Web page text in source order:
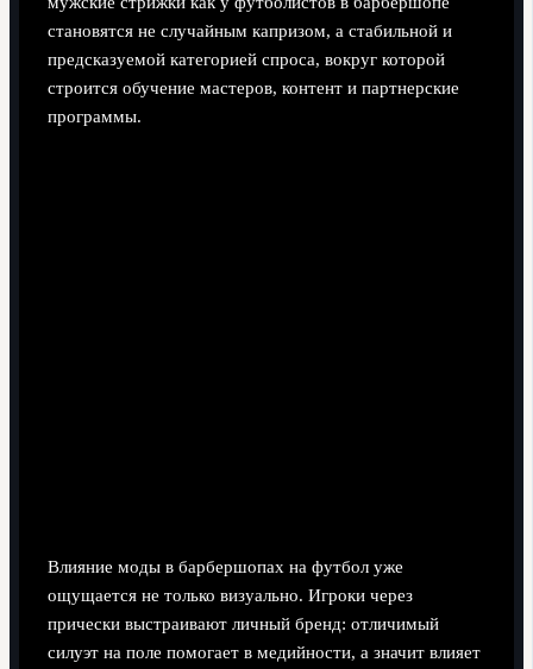
становятся не случайным капризом, а стабильной и
предсказуемой категорией спроса, вокруг которой
строится обучение мастеров, контент и партнерские
программы.
Влияние моды в барбершопах на футбол уже
ощущается не только визуально. Игроки через
прически выстраивают личный бренд: отличимый
силуэт на поле помогает в медийности, а значит влияет